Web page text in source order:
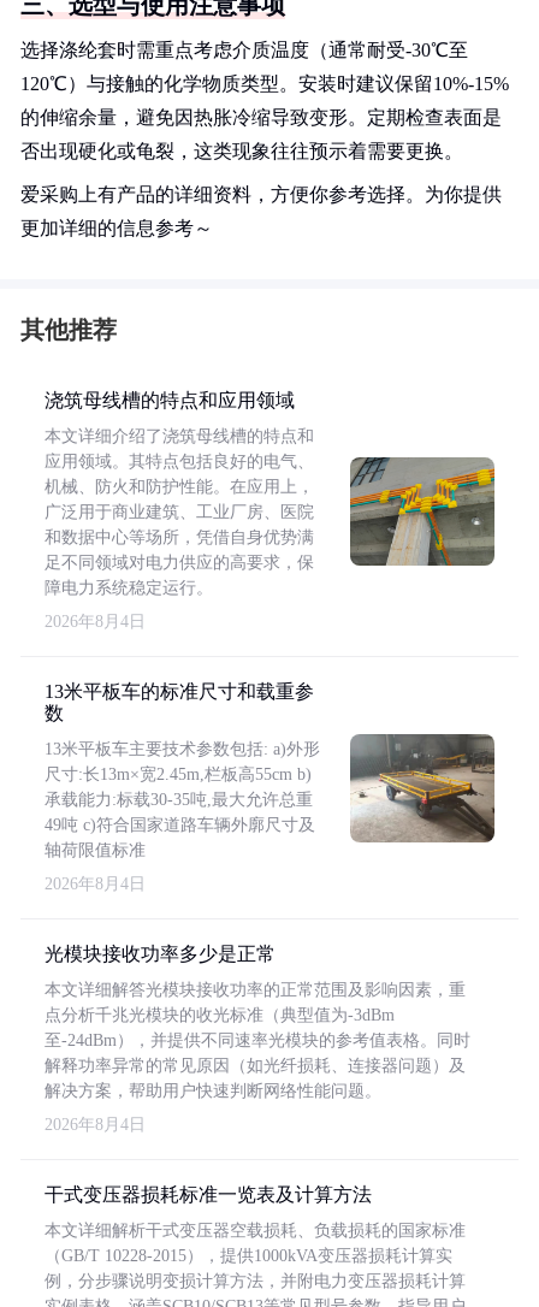
选择涤纶套时需重点考虑介质温度（通常耐受-30℃至
120℃）与接触的化学物质类型。安装时建议保留10%-15%
的伸缩余量，避免因热胀冷缩导致变形。定期检查表面是
否出现硬化或龟裂，这类现象往往预示着需要更换。
爱采购上有产品的详细资料，方便你参考选择。为你提供
更加详细的信息参考～
其他推荐
浇筑母线槽的特点和应用领域
本文详细介绍了浇筑母线槽的特点和
应用领域。其特点包括良好的电气、
机械、防火和防护性能。在应用上，
广泛用于商业建筑、工业厂房、医院
和数据中心等场所，凭借自身优势满
足不同领域对电力供应的高要求，保
障电力系统稳定运行。
2026年8月4日
13米平板车的标准尺寸和载重参
数
13米平板车主要技术参数包括: a)外形
尺寸:长13m×宽2.45m,栏板高55cm b)
承载能力:标载30-35吨,最大允许总重
49吨 c)符合国家道路车辆外廓尺寸及
轴荷限值标准
2026年8月4日
光模块接收功率多少是正常
本文详细解答光模块接收功率的正常范围及影响因素，重
点分析千兆光模块的收光标准（典型值为-3dBm
至-24dBm），并提供不同速率光模块的参考值表格。同时
解释功率异常的常见原因（如光纤损耗、连接器问题）及
解决方案，帮助用户快速判断网络性能问题。
2026年8月4日
干式变压器损耗标准一览表及计算方法
本文详细解析干式变压器空载损耗、负载损耗的国家标准
（GB/T 10228-2015），提供1000kVA变压器损耗计算实
例，分步骤说明变损计算方法，并附电力变压器损耗计算